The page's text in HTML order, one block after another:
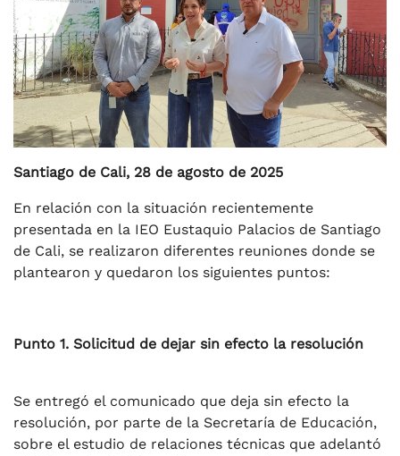
Santiago de Cali, 28 de agosto de 2025
En relación con la situación recientemente
presentada en la IEO Eustaquio Palacios de Santiago
de Cali, se realizaron diferentes reuniones donde se
plantearon y quedaron los siguientes puntos:
Punto 1. Solicitud de dejar sin efecto la resolución
Se entregó el comunicado que deja sin efecto la
resolución, por parte de la Secretaría de Educación,
sobre el estudio de relaciones técnicas que adelantó